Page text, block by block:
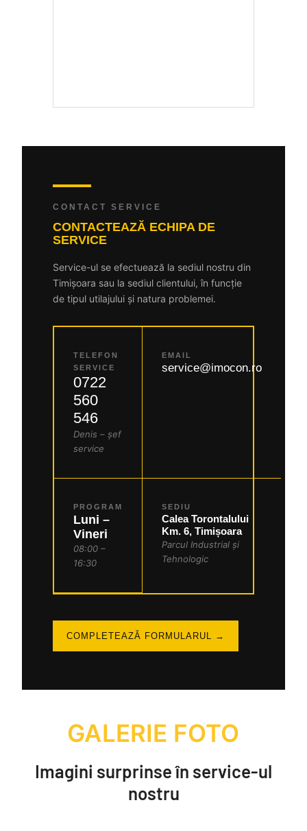
CONTACT SERVICE
CONTACTEAZĂ ECHIPA DE
SERVICE
Service-ul se efectuează la sediul nostru din
Timișoara sau la sediul clientului, în funcție
de tipul utilajului și natura problemei.
TELEFON
SERVICE
0722
560
546
Denis – șef
service
EMAIL
service@imocon.ro
PROGRAM
Luni –
Vineri
08:00 –
16:30
SEDIU
Calea Torontalului
Km. 6, Timișoara
Parcul Industrial și
Tehnologic
COMPLETEAZĂ FORMULARUL →
GALERIE FOTO
Imagini surprinse în service-ul
nostru